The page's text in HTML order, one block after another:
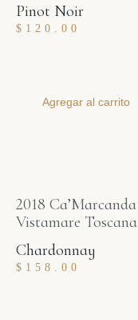
Pinot Noir
$ 120.00
Agregar al carrito
2018 Ca’Marcanda
Vistamare Toscana
Chardonnay
$ 158.00